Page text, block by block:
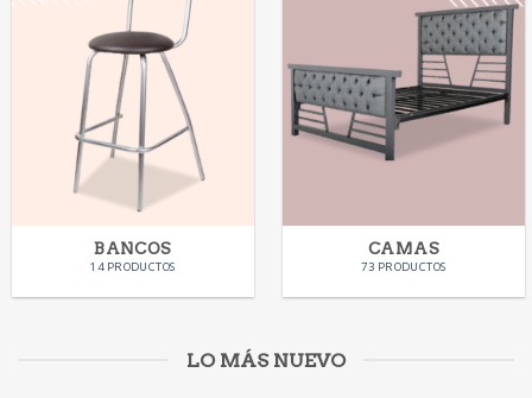
BANCOS
14 PRODUCTOS
CAMAS
73 PRODUCTOS
LO MÁS NUEVO